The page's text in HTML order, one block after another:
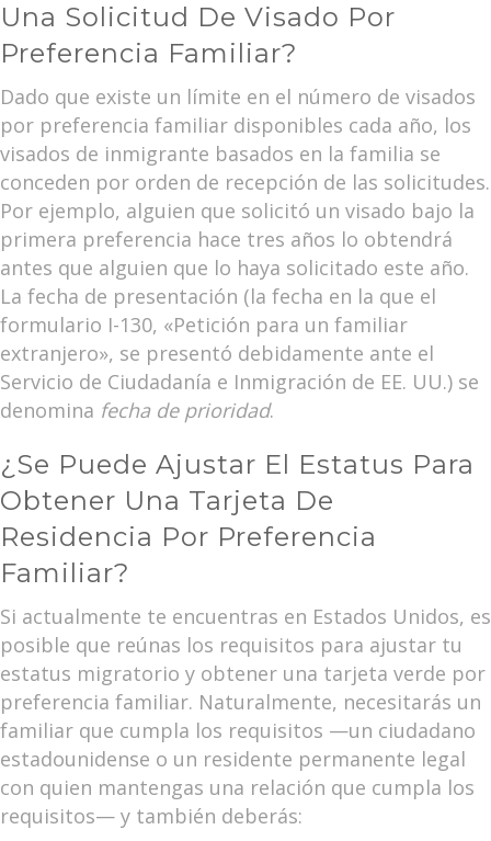
Una Solicitud De Visado Por
Preferencia Familiar?
Dado que existe un límite en el número de visados
por preferencia familiar disponibles cada año, los
visados de inmigrante basados en la familia se
conceden por orden de recepción de las solicitudes.
Por ejemplo, alguien que solicitó un visado bajo la
primera preferencia hace tres años lo obtendrá
antes que alguien que lo haya solicitado este año.
La fecha de presentación (la fecha en la que el
formulario I-130, «Petición para un familiar
extranjero», se presentó debidamente ante el
Servicio de Ciudadanía e Inmigración de EE. UU.) se
denomina fecha de prioridad.
¿Se Puede Ajustar El Estatus Para
Obtener Una Tarjeta De
Residencia Por Preferencia
Familiar?
Si actualmente te encuentras en Estados Unidos, es
posible que reúnas los requisitos para ajustar tu
estatus migratorio y obtener una tarjeta verde por
preferencia familiar. Naturalmente, necesitarás un
familiar que cumpla los requisitos —un ciudadano
estadounidense o un residente permanente legal
con quien mantengas una relación que cumpla los
requisitos— y también deberás: